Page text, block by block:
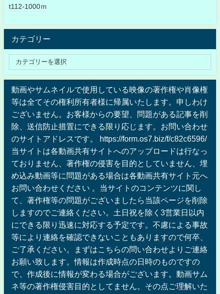
t112-1000ｍ
カテゴリー
動画やサムネイルで使用している映像の著作権や肖像権
等は全てその権利所有者様に帰属いたします。申しわけ
ございません。お客様からの要望、問題がある記事を削
除、送信防止措置にできる限り応じます。お問い合わせ
のサイトアドレスです。 https://form.os7.biz/f/c82c6596/
当サイトは各動画共有サイトへのアップロードは行なっ
ておりません、著作権の侵害を目的としていません、埋
め込み動画等に問題がある場合は各動画共有サイト元へ
お問い合わせください 。当サイトのコンテンツに関し
て、著作権等の問題がございましたら当該ページを削除
しますのでご連絡ください。土日祝を除く3営業日以内
にできる限り迅速に対応する予定です。不慮による事故
等により連絡を確認できないこともありますので何卒、
ご了承ください。まずはこちらの問い合わせよりご連絡
お願い致します。情報は作成時点の日時のものですの
で、作成後に情報が変わる場合がございます。動画サム
ネ等の著作権侵害目的としてません。その点ご理解いた